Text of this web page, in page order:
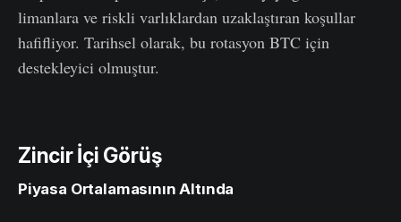
limanlara ve riskli varlıklardan uzaklaştıran koşullar
hafifliyor. Tarihsel olarak, bu rotasyon BTC için
destekleyici olmuştur.
Zincir İçi Görüş
Piyasa Ortalamasının Altında